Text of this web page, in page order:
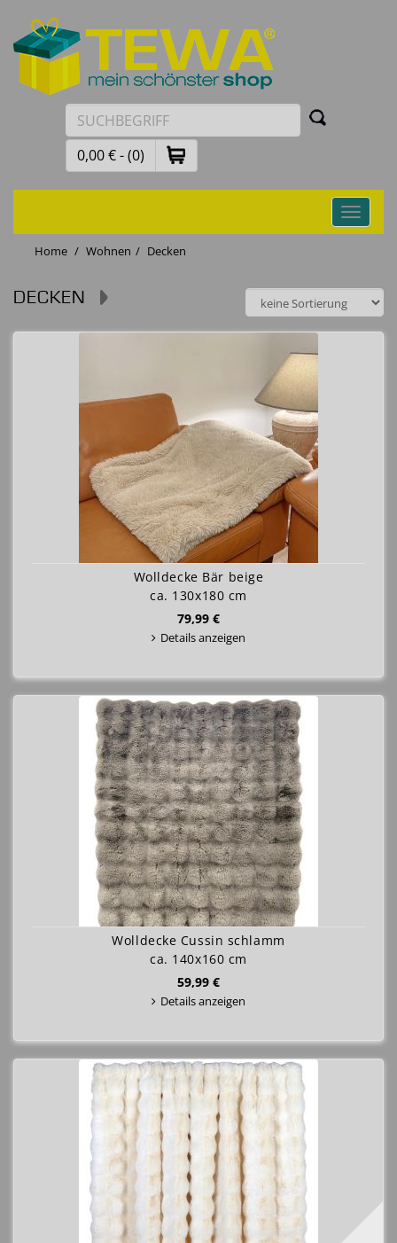
0,00 € - (0)
Toggle
Home
Wohnen Decken
DECKEN
Wolldecke Bär beige
ca. 130x180 cm
79,99 €
Details anzeigen
Wolldecke Cussin schlamm
ca. 140x160 cm
59,99 €
Details anzeigen